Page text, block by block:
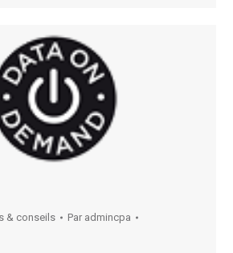
& conseils Par admincpa